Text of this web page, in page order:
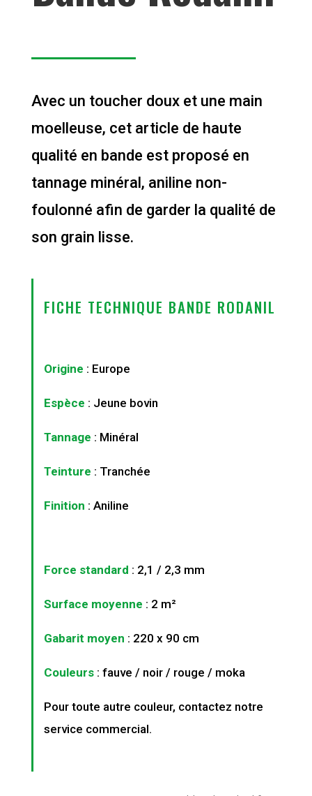
Avec un toucher doux et une main
moelleuse, cet article de haute
qualité en bande est proposé en
tannage minéral, aniline non-
foulonné afin de garder la qualité de
son grain lisse.
FICHE TECHNIQUE BANDE RODANIL
Origine : Europe
Espèce : Jeune bovin
Tannage : Minéral
Teinture : Tranchée
Finition : Aniline
Force standard : 2,1 / 2,3 mm
Surface moyenne : 2 m²
Gabarit moyen : 220 x 90 cm
Couleurs: fauve / noir / rouge / moka
Pour toute autre couleur, contactez notre
service commercial.